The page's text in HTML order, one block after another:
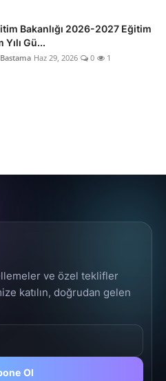
Bakanlığı 2026-2027 Eğitim
Gü...
Haz 29, 2026 0 1
ve özel teklifler
katılın, doğrudan gelen
Ol